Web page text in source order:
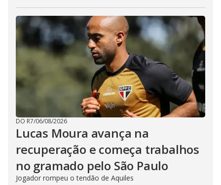
DO R7/06/08/2026
Lucas Moura avança na
recuperação e começa trabalhos
no gramado pelo São Paulo
Jogador rompeu o tendão de Aquiles